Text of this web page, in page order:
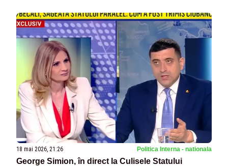
18 mai 2026, 21:26 Politica Interna - nationala
George Simion, în direct la Culisele Statului